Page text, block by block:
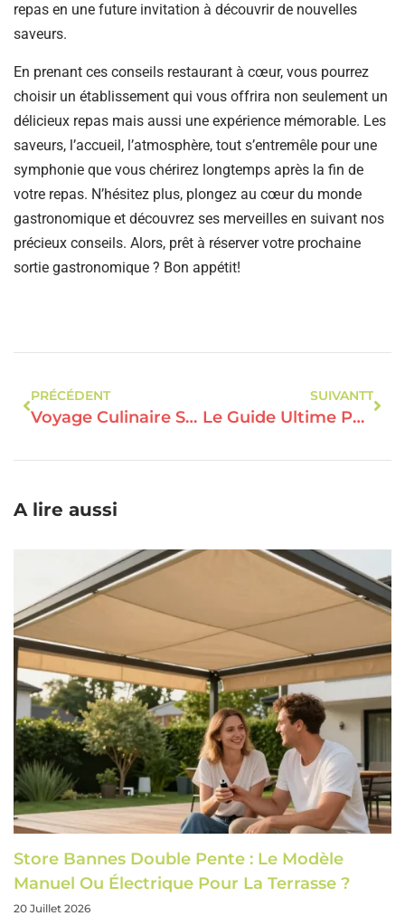
repas en une future invitation à découvrir de nouvelles
saveurs.
En prenant ces conseils restaurant à cœur, vous pourrez
choisir un établissement qui vous offrira non seulement un
délicieux repas mais aussi une expérience mémorable. Les
saveurs, l’accueil, l’atmosphère, tout s’entremêle pour une
symphonie que vous chérirez longtemps après la fin de
votre repas. N’hésitez plus, plongez au cœur du monde
gastronomique et découvrez ses merveilles en suivant nos
précieux conseils. Alors, prêt à réserver votre prochaine
sortie gastronomique ? Bon appétit!
PRÉCÉDENT
Voyage Culinaire Surprenant : Découvrez La Cuisine Locale Qui Enchante Les Papilles
SUIVANTT
Le Guide Ultime Pour Surprendre Vos Papilles Au Restaurant !
A lire aussi
Store Bannes Double Pente : Le Modèle
Manuel Ou Électrique Pour La Terrasse ?
20 Juillet 2026